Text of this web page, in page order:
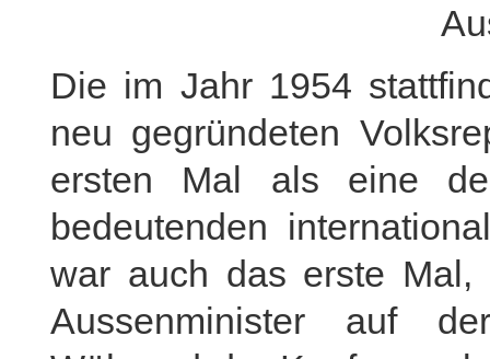
Die im Jahr 1954
neu gegründeten
ersten Mal als eine
bedeutenden
war auch das erste Mal,
Aussenminister auf